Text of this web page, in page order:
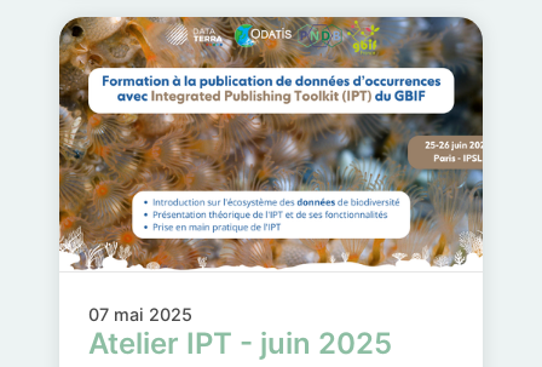
07 mai 2025
Atelier IPT - juin 2025